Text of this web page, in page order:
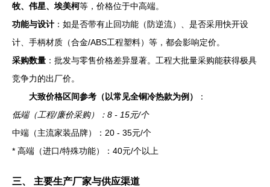
牧、伟星、埃美柯等，价格位于中高端。
功能与设计 ：如是否带有止回功能（防逆流）、是否采用快开设
计、手柄材质（合金/ABS工程塑料）等，都会影响定价。
采购数量 ：批发与零售价格差异显著。工程大批量采购能获得极具
竞争力的出厂价。
大致价格区间参考（以常见全铜冷热款为例）
：
低端（工程/廉价采购）：8 - 15元/个
中端（主流家装品牌）：20 - 35元/个
* 高端（进口/特殊功能）：40元/个以上
三、 主要生产厂家与供应渠道